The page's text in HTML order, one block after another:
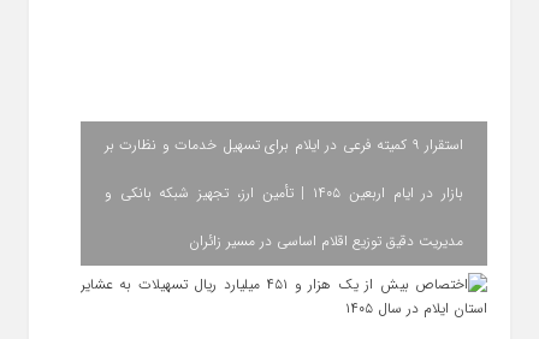
استقرار ۹ کمیته فرعی در ایلام برای تسهیل خدمات و نظارت بر
بازار در ایام اربعین ۱۴۰۵ | تأمین ارز، تجهیز شبکه بانکی و
مدیریت دقیق توزیع اقلام اساسی در مسیر زائران